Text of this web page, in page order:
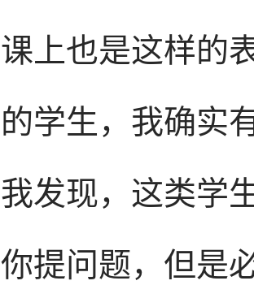
课上也是这样的
的学生，我确实
我发现，这类学
你提问题，但是